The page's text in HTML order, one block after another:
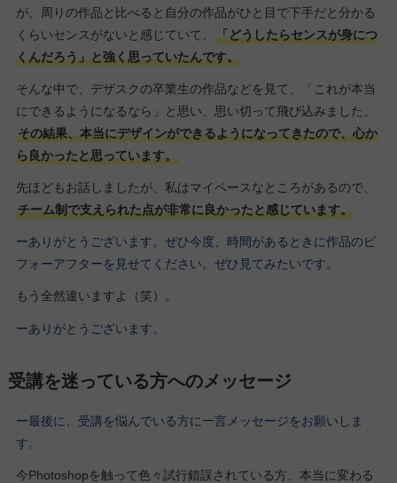
が、周りの作品と比べると自分の作品がひと目で下手だと分かる
くらいセンスがないと感じていて、
「どうしたらセンスが身につ
くんだろう」と強く思っていたんです。
そんな中で、デザスクの卒業生の作品などを見て、「これが本当
にできるようになるなら」と思い、思い切って飛び込みました。
その結果、本当にデザインができるようになってきたので、心か
ら良かったと思っています。
先ほどもお話しましたが、私はマイペースなところがあるので、
チーム制で支えられた点が非常に良かったと感じています。
ーありがとうございます。ぜひ今度、時間があるときに作品のビ
フォーアフターを見せてください。ぜひ見てみたいです。
もう全然違いますよ（笑）。
ーありがとうございます。
受講を迷っている方へのメッセージ
ー最後に、受講を悩んでいる方に一言メッセージをお願いしま
す。
今Photoshopを触って色々試行錯誤されている方、本当に変わる